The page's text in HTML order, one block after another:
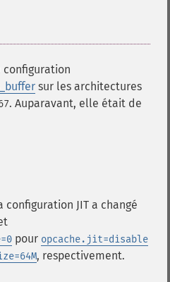
sur les architectures
. Auparavant, elle était de
JIT a changé
pour opcache.jit=disable
, respectivement.